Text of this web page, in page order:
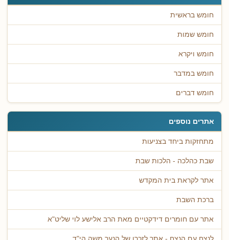
חומש בראשית
חומש שמות
חומש ויקרא
חומש במדבר
חומש דברים
אתרים נוספים
מתחזקות ביחד בצניעות
שבת כהלכה - הלכות שבת
אתר לקראת בית המקדש
ברכת השבת
אתר עם חומרים דידקטיים מאת הרב אלישע לוי שליט"א